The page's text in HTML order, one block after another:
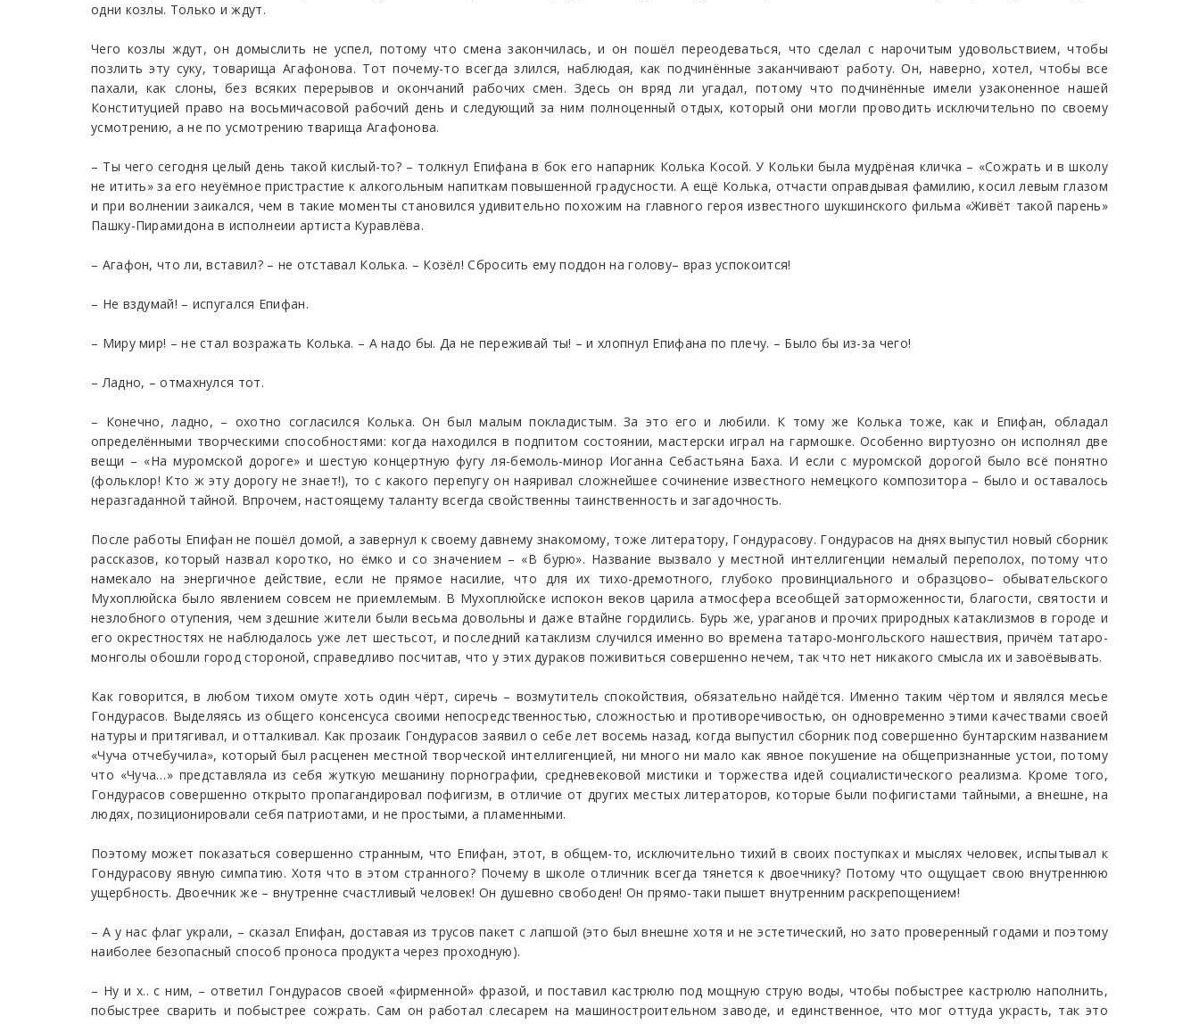
одни козлы. Только и ждут.
Чего козлы ждут, он домыслить не успел, потому что смена закончилась, и он пошёл переодеваться, что сделал с нарочитым удовольствием, чтобы
позлить эту суку, товарища Агафонова. Тот почему-то всегда злился, наблюдая, как подчинённые заканчивают работу. Он, наверно, хотел, чтобы все
пахали, как слоны, без всяких перерывов и окончаний рабочих смен. Здесь он вряд ли угадал, потому что подчинённые имели узаконенное нашей
Конституцией право на восьмичасовой рабочий день и следующий за ним полноценный отдых, который они могли проводить исключительно по своему
усмотрению, а не по усмотрению тварища Агафонова.
– Ты чего сегодня целый день такой кислый-то? – толкнул Епифана в бок его напарник Колька Косой. У Кольки была мудрёная кличка – «Сожрать и в школу
не итить» за его неуёмное пристрастие к алкогольным напиткам повышенной градусности. А ещё Колька, отчасти оправдывая фамилию, косил левым глазом
и при волнении заикался, чем в такие моменты становился удивительно похожим на главного героя известного шукшинского фильма «Живёт такой парень»
Пашку-Пирамидона в исполнеии артиста Куравлёва.
– Агафон, что ли, вставил? – не отставал Колька. – Козёл! Сбросить ему поддон на голову– враз успокоится!
– Не вздумай! – испугался Епифан.
– Миру мир! – не стал возражать Колька. – А надо бы. Да не переживай ты! – и хлопнул Епифана по плечу. – Было бы из-за чего!
– Ладно, – отмахнулся тот.
– Конечно, ладно, – охотно согласился Колька. Он был малым покладистым. За это его и любили. К тому же Колька тоже, как и Епифан, обладал
определёнными творческими способностями: когда находился в подпитом состоянии, мастерски играл на гармошке. Особенно виртуозно он исполнял две
вещи – «На муромской дороге» и шестую концертную фугу ля-бемоль-минор Иоганна Себастьяна Баха. И если с муромской дорогой было всё понятно
(фольклор! Кто ж эту дорогу не знает!), то с какого перепугу он наяривал сложнейшее сочинение известного немецкого композитора – было и оставалось
неразгаданной тайной. Впрочем, настоящему таланту всегда свойственны таинственность и загадочность.
После работы Епифан не пошёл домой, а завернул к своему давнему знакомому, тоже литератору, Гондурасову. Гондурасов на днях выпустил новый сборник
рассказов, который назвал коротко, но ёмко и со значением – «В бурю». Название вызвало у местной интеллигенции немалый переполох, потому что
намекало на энергичное действие, если не прямое насилие, что для их тихо-дремотного, глубоко провинциального и образцово– обывательского
Мухоплюйска было явлением совсем не приемлемым. В Мухоплюйске испокон веков царила атмосфера всеобщей заторможенности, благости, святости и
незлобного отупения, чем здешние жители были весьма довольны и даже втайне гордились. Бурь же, ураганов и прочих природных катаклизмов в городе и
его окрестностях не наблюдалось уже лет шестьсот, и последний катаклизм случился именно во времена татаро-монгольского нашествия, причём татаро-
монголы обошли город стороной, справедливо посчитав, что у этих дураков поживиться совершенно нечем, так что нет никакого смысла их и завоёвывать.
Как говорится, в любом тихом омуте хоть один чёрт, сиречь – возмутитель спокойствия, обязательно найдётся. Именно таким чёртом и являлся месье
Гондурасов. Выделяясь из общего консенсуса своими непосредственностью, сложностью и противоречивостью, он одновременно этими качествами своей
натуры и притягивал, и отталкивал. Как прозаик Гондурасов заявил о себе лет восемь назад, когда выпустил сборник под совершенно бунтарским названием
«Чуча отчебучила», который был расценен местной творческой интеллигенцией, ни много ни мало как явное покушение на общепризнанные устои, потому
что «Чуча…» представляла из себя жуткую мешанину порнографии, средневековой мистики и торжества идей социалистического реализма. Кроме того,
Гондурасов совершенно открыто пропагандировал пофигизм, в отличие от других местых литераторов, которые были пофигистами тайными, а внешне, на
людях, позиционировали себя патриотами, и не простыми, а пламенными.
Поэтому может показаться совершенно странным, что Епифан, этот, в общем-то, исключительно тихий в своих поступках и мыслях человек, испытывал к
Гондурасову явную симпатию. Хотя что в этом странного? Почему в школе отличник всегда тянется к двоечнику? Потому что ощущает свою внутреннюю
ущербность. Двоечник же – внутренне счастливый человек! Он душевно свободен! Он прямо-таки пышет внутренним раскрепощением!
– А у нас флаг украли, – сказал Епифан, доставая из трусов пакет с лапшой (это был внешне хотя и не эстетический, но зато проверенный годами и поэтому
наиболее безопасный способ проноса продукта через проходную).
– Ну и х.. с ним, – ответил Гондурасов своей «фирменной» фразой, и поставил кастрюлю под мощную струю воды, чтобы побыстрее кастрюлю наполнить,
побыстрее сварить и побыстрее сожрать. Сам он работал слесарем на машиностроительном заводе, и единственное, что мог оттуда украсть, так это